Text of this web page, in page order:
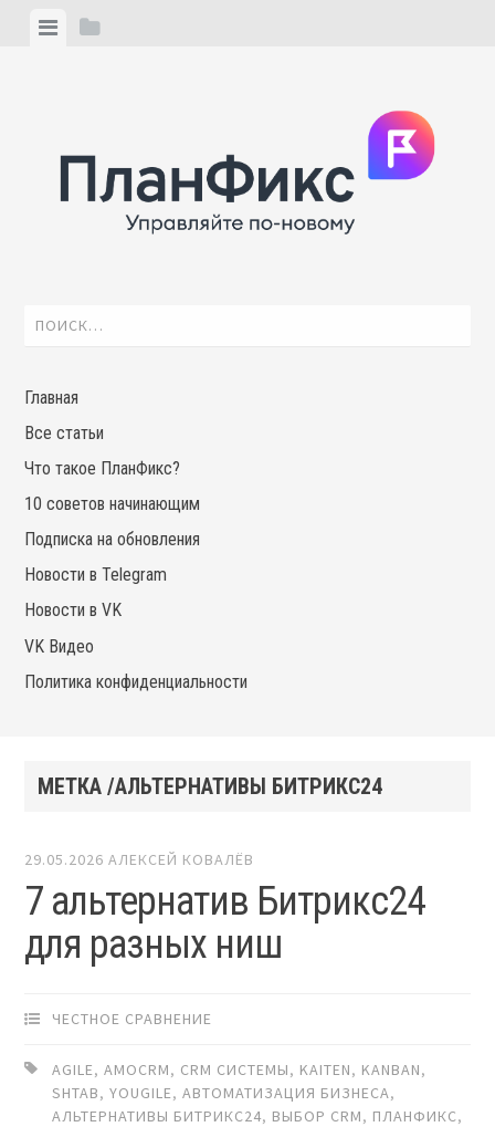
ViewView
Найти:
Главная
Все статьи
Что такое ПланФикс?
10 советов начинающим
Подписка на обновления
Новости в Telegram
Новости в VK
VK Видео
Политика конфиденциальности
МЕТКА /АЛЬТЕРНАТИВЫ БИТРИКС24
29.05.2026 АЛЕКСЕЙ КОВАЛЁВ
7 альтернатив Битрикс24
для разных ниш
ЧЕСТНОЕ СРАВНЕНИЕ
AGILE,AMOCRM, CRM СИСТЕМЫ, KAITEN, KANBAN,
SHTAB,YOUGILE,АВТОМАТИЗАЦИЯ БИЗНЕСА,
АЛЬТЕРНАТИВЫ БИТРИКС24, ВЫБОР CRM, ПЛАНФИКС,